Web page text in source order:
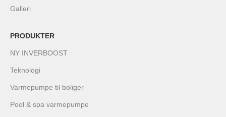
Galleri
PRODUKTER
NY INVERBOOST
Teknologi
Varmepumpe til boliger
Pool & spa varmepumpe